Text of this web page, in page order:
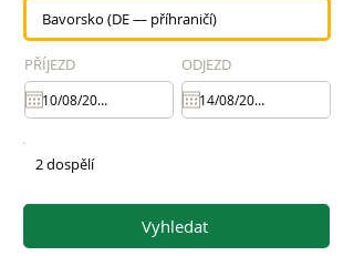
PŘÍJEZD ODJEZD
2 dospělí
Vyhledat